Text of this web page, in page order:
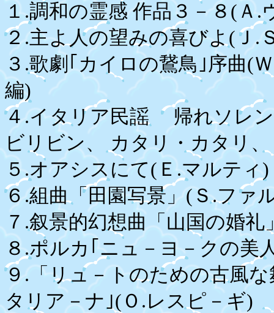
１.調和の霊感 作品３－８(
２.主よ人の望みの喜びよ(Ｊ.
３.歌劇｢カイロの鵞鳥｣序曲(
編)
４.イタリア民謡 帰れソレ
ビリビン、 カタリ・カタリ
５.オアシスにて(Ｅ.マルテ
６.組曲「田園写景」(Ｓ.ファ
７.叙景的幻想曲「山国の婚
８.ポルカ｢ニュ－ヨ－クの美
９.「リュ－トのための古風
タリア－ナ｣(Ｏ.レスピ－ギ)